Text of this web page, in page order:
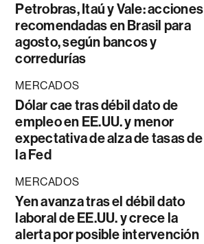
Petrobras, Itaú y Vale: acciones
recomendadas en Brasil para
agosto, según bancos y
corredurías
MERCADOS
Dólar cae tras débil dato de
empleo en EE.UU. y menor
expectativa de alza de tasas de
la Fed
MERCADOS
Yen avanza tras el débil dato
laboral de EE.UU. y crece la
alerta por posible intervención